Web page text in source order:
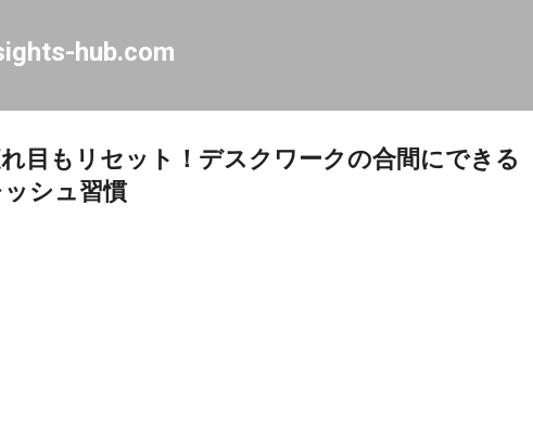
hub.com
目もリセット！デスクワークの合間にできる
シュ習慣